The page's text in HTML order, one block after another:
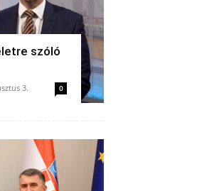
szóló
3. 0